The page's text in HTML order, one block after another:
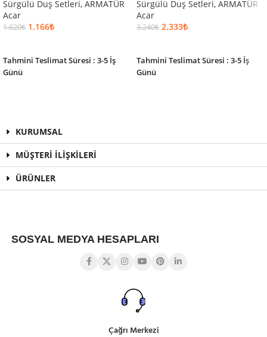
Sürgülü Duş Setleri, ARMATÜR
Acar
1.620₺ 1.166₺
Tahmini Teslimat Süresi : 3-5 İş
Günü
Sürgülü Duş Setleri, ARMATÜR
Acar
3.240₺ 2.333₺
Tahmini Teslimat Süresi : 3-5 İş
Günü
KURUMSAL
MÜŞTERİ İLİŞKİLERİ
ÜRÜNLER
SOSYAL MEDYA HESAPLARI
Çağrı Merkezi